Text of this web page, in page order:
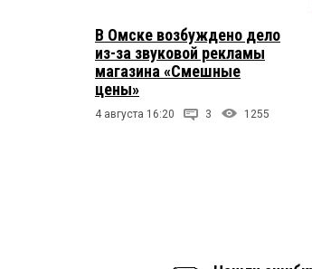
В Омске возбуждено дело
из-за звуковой рекламы
магазина «Смешные
цены»
4 августа 16:20 3 1255